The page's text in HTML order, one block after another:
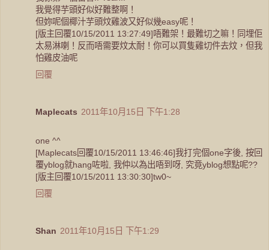
我覺得芋頭好似好難整啊！
但妳呢個椰汁芋頭炆雞波又好似幾easy呢！
[版主回覆10/15/2011 13:27:49]唔難架！最難切之嘛！同埋佢
太易淋喇！反而唔需要炆太耐！你可以買隻雞切件去炆，但我
怕雞皮油呢
回覆
Maplecats 2011年10月15日 下午1:28
one ^^
[Maplecats回覆10/15/2011 13:46:46]我打完個one字後, 按回
覆yblog就hang咗啦, 我仲以為出唔到呀, 究竟yblog想點呢??
[版主回覆10/15/2011 13:30:30]tw0~
回覆
Shan 2011年10月15日 下午1:29